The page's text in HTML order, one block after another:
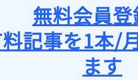
無料会員
記事を1本/
ます